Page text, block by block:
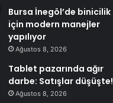
Bursa İnegöl’de binicilik
için modern manejler
yapılıyor
Ağustos 8, 2026
Tablet pazarında ağır
darbe: Satışlar düşüşte!
Ağustos 8, 2026